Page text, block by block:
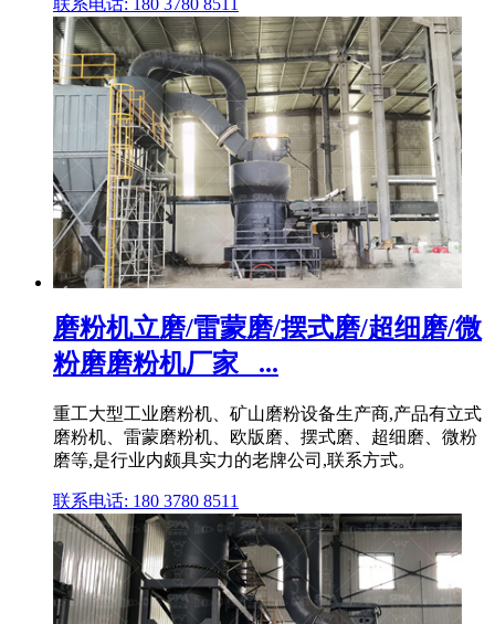
联系电话: 180 3780 8511
磨粉机立磨/雷蒙磨/摆式磨/超细磨/微
粉磨磨粉机厂家_ ...
重工大型工业磨粉机、矿山磨粉设备生产商,产品有立式
磨粉机、雷蒙磨粉机、欧版磨、摆式磨、超细磨、微粉
磨等,是行业内颇具实力的老牌公司,联系方式。
联系电话: 180 3780 8511